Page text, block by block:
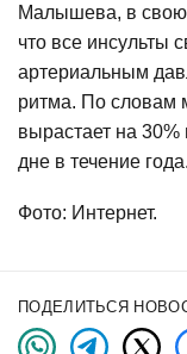
Малышева, в свою
что все инсульты
артериальным
ритма. По словам
вырастает на
дне в течение года.
Фото: Интернет.
ПОДЕЛИТЬСЯ